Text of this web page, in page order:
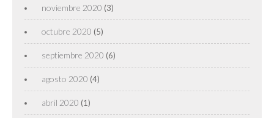
noviembre 2020 (3)
octubre 2020 (5)
septiembre 2020 (6)
agosto 2020 (4)
abril 2020 (1)